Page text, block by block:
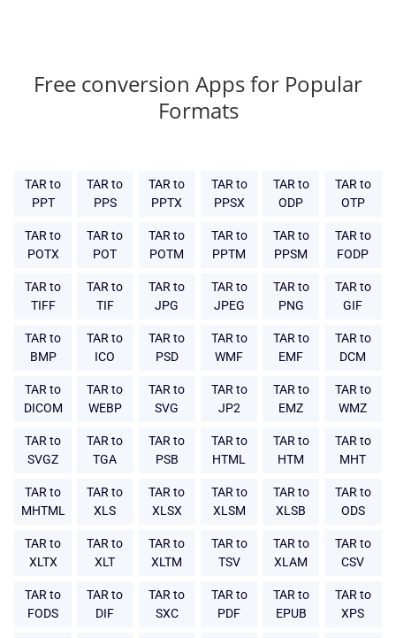
Free conversion Apps for Popular
Formats
TAR to
PPT
TAR to
PPS
TAR to
PPTX
TAR to
PPSX
TAR to
ODP
TAR to
OTP
TAR to
POTX
TAR to
POT
TAR to
POTM
TAR to
PPTM
TAR to
PPSM
TAR to
FODP
TAR to
TIFF
TAR to
TIF
TAR to
JPG
TAR to
JPEG
TAR to
PNG
TAR to
GIF
TAR to
BMP
TAR to
ICO
TAR to
PSD
TAR to
WMF
TAR to
EMF
TAR to
DCM
TAR to
DICOM
TAR to
WEBP
TAR to
SVG
TAR to
JP2
TAR to
EMZ
TAR to
WMZ
TAR to
SVGZ
TAR to
TGA
TAR to
PSB
TAR to
HTML
TAR to
HTM
TAR to
MHT
TAR to
MHTML
TAR to
XLS
TAR to
XLSX
TAR to
XLSM
TAR to
XLSB
TAR to
ODS
TAR to
XLTX
TAR to
XLT
TAR to
XLTM
TAR to
TSV
TAR to
XLAM
TAR to
CSV
TAR to
FODS
TAR to
DIF
TAR to
SXC
TAR to
PDF
TAR to
EPUB
TAR to
XPS